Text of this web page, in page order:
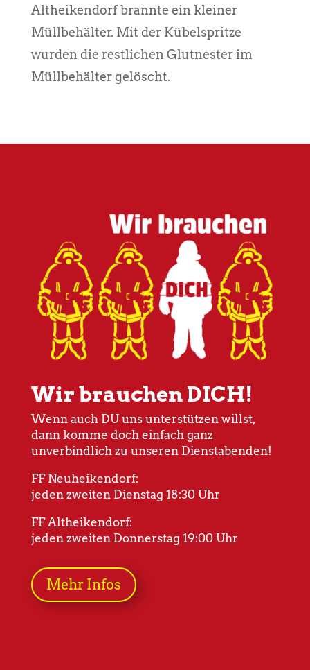
Altheikendorf brannte ein kleiner
Müllbehälter. Mit der Kübelspritze
wurden die restlichen Glutnester im
Müllbehälter gelöscht.
Wir brauchen DICH!
Wenn auch DU uns unterstützen willst,
dann komme doch einfach ganz
unverbindlich zu unseren Dienstabenden!
FF Neuheikendorf:
jeden zweiten Dienstag 18:30 Uhr
FF Altheikendorf:
jeden zweiten Donnerstag 19:00 Uhr
Mehr Infos